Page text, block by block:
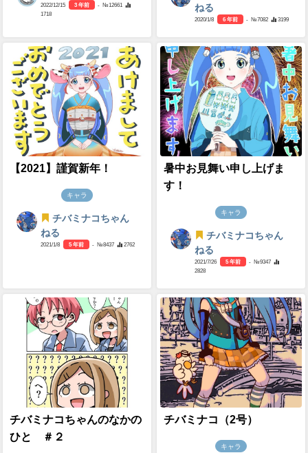
2022/12/15 3 年前
- №12661
1718
ねる
2020/1/8 6 年前 - №7082 3199
【2021】謹賀新年！
キャラ
チバミナコちゃん
ねる
2021/1/8 5 年前 - №8437 2762
暑中お見舞い申し上げま
す！
キャラ
チバミナコちゃん
ねる
2021/7/26 5 年前
- №9347
2828
チバミナコちゃんのなかの
ひと ＃２
チバミナコ（2号）
キャラ